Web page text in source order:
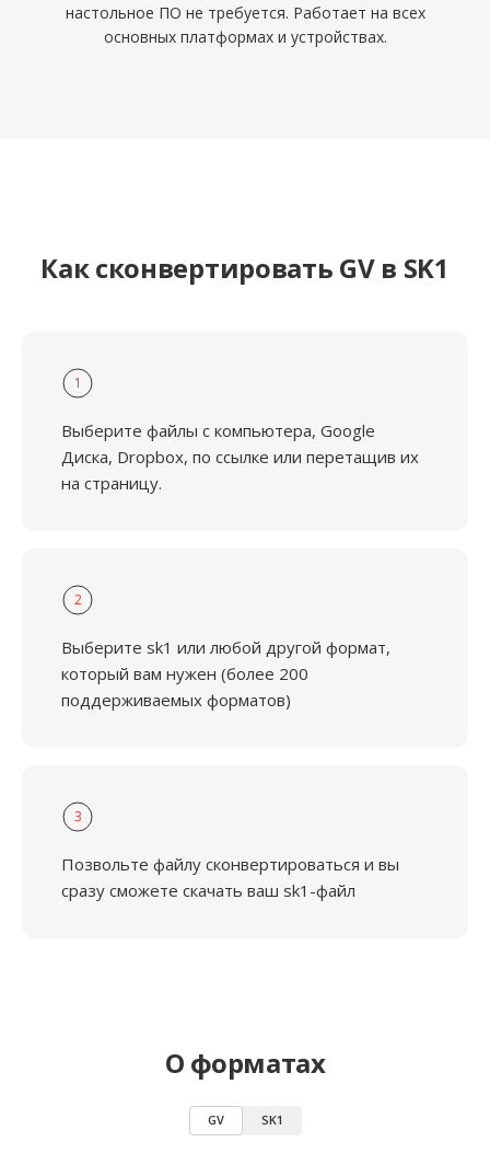
настольное ПО не требуется. Работает на всех
основных платформах и устройствах.
Как сконвертировать GV в SK1
1
Выберите файлы с компьютера, Google
Диска, Dropbox, по ссылке или перетащив их
на страницу.
2
Выберите sk1 или любой другой формат,
который вам нужен (более 200
поддерживаемых форматов)
3
Позвольте файлу сконвертироваться и вы
сразу сможете скачать ваш sk1-файл
О форматах
GV SK1